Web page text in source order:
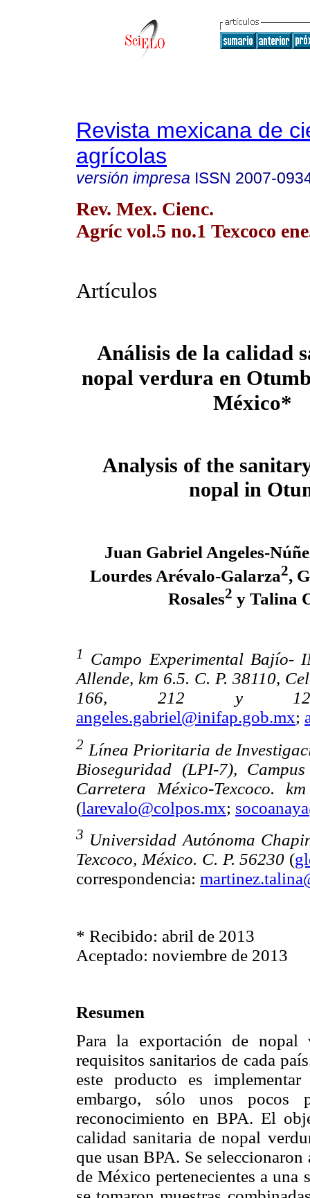
Revista mexicana de
agrícolas
versión impresa ISSN 2007-
Rev. Mex. Cienc.
Agríc vol.5 no.1 Texcoco
Artículos
Análisis de la calidad
nopal verdura en
México*
Analysis of the
nopal in
Juan Gabriel Angeles-
Lourdes Arévalo-Galarza2,
Rosales2 y Talina
1
Campo Experimental Bajío-
Allende, km 6.5. C. P. 38110,
166, 212 y
angeles.gabriel@inifap.gob.mx;
2 Línea Prioritaria de
Bioseguridad (LPI-7),
Carretera México-Texcoco.
(larevalo@colpos.mx;
3 Universidad Autónoma
Texcoco, México. C. P. 56230 (
correspondencia:
* Recibido: abril de 2013
Aceptado: noviembre de 2013
Resumen
Para la exportación de
requisitos sanitarios de cada
este producto es
embargo, sólo unos pocos
reconocimiento en BPA. El
calidad sanitaria de nopal
que usan BPA. Se
de México pertenecientes a